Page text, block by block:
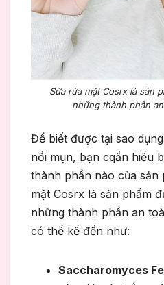
Sữa rửa mặt Cosrx là sản
những thành phần
Để biết được tại sao
nổi mụn, bạn cqần hiểu
thành phần nào của sản
mặt Cosrx là sản phẩm
những thành phần an
có thể kể đến như:
Saccharomyces